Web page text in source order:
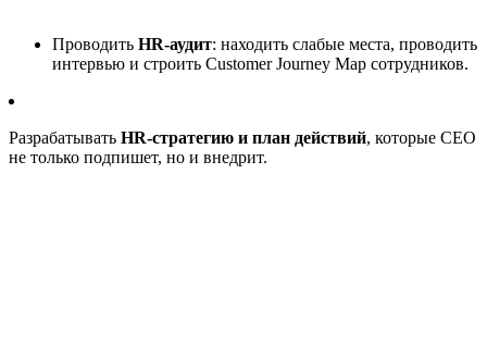
Проводить HR-аудит: находить слабые места, проводить
интервью и строить Customer Journey Map сотрудников.
Разрабатывать HR-стратегию и план действий, которые CEO
не только подпишет, но и внедрит.